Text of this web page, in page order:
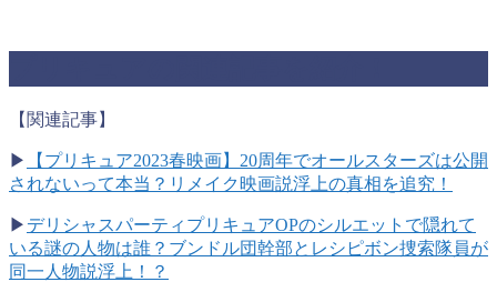
【関連記事】
▶
【プリキュア2023春映画】20周年でオールスターズは公開
されないって本当？リメイク映画説浮上の真相を追究！
▶ デリシャスパーティプリキュアOPのシルエットで隠れて
いる謎の人物は誰？ブンドル団幹部とレシピボン捜索隊員が
同一人物説浮上！？